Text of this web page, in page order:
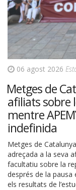
06 agost 2026
Metges de
afiliats sobre
mentre
indefinida
Metges de
adreçada a la seva
facultatiu sobre la
després de la pausa
els resultats de